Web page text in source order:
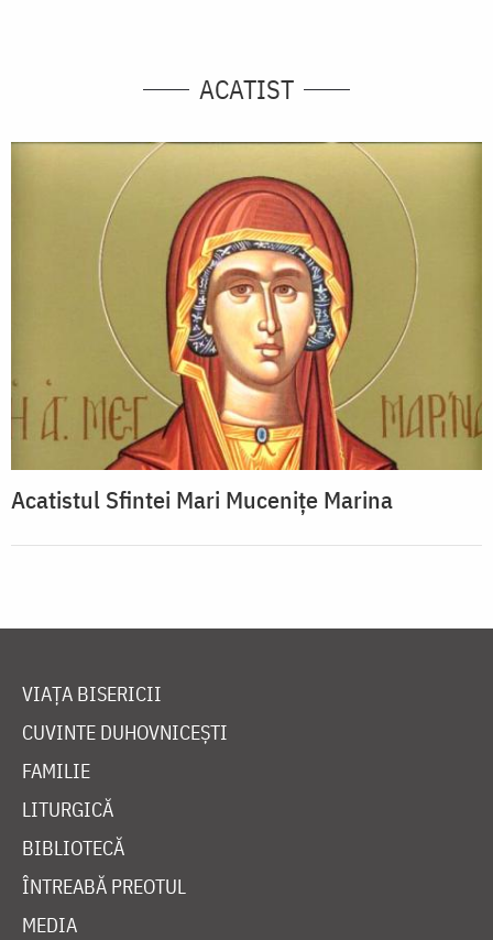
ACATIST
Acatistul Sfintei Mari Mucenițe Marina
VIAȚA BISERICII
CUVINTE DUHOVNICEȘTI
FAMILIE
LITURGICĂ
BIBLIOTECĂ
ÎNTREABĂ PREOTUL
MEDIA